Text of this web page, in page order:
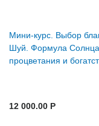
Мини-курс. Выбор
Шуй. Формула Солнца
процветания и
12 000.00 P